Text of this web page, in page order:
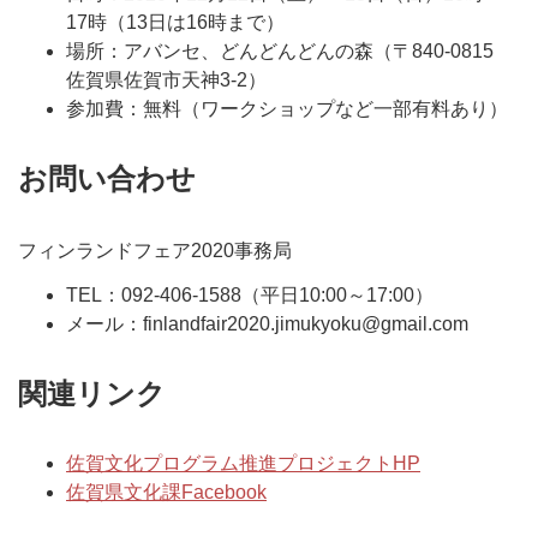
17時（13日は16時まで）
場所：アバンセ、どんどんどんの森（〒840-0815
佐賀県佐賀市天神3-2）
参加費：無料（ワークショップなど一部有料あり）
お問い合わせ
フィンランドフェア2020事務局
TEL：092-406-1588（平日10:00～17:00）
メール： finlandfair2020.jimukyoku@gmail.com
関連リンク
佐賀文化プログラム推進プロジェクトHP
佐賀県文化課Facebook